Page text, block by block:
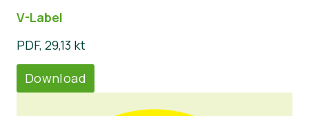
V-Label
PDF, 29,13 kt
Download